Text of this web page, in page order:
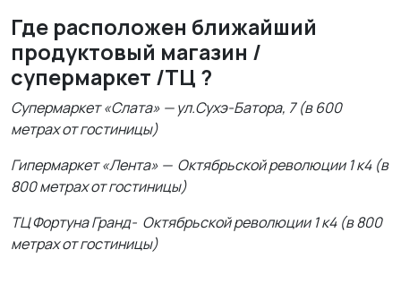
Где расположен ближайший
продуктовый магазин /
супермаркет /ТЦ ?
Супермаркет «Слата» — ул.Сухэ-Батора, 7 (в 600
метрах от гостиницы)
Гипермаркет «Лента» — Октябрьской революции 1 к4 (в
800 метрах от гостиницы)
ТЦ Фортуна Гранд- Октябрьской революции 1 к4 (в 800
метрах от гостиницы)